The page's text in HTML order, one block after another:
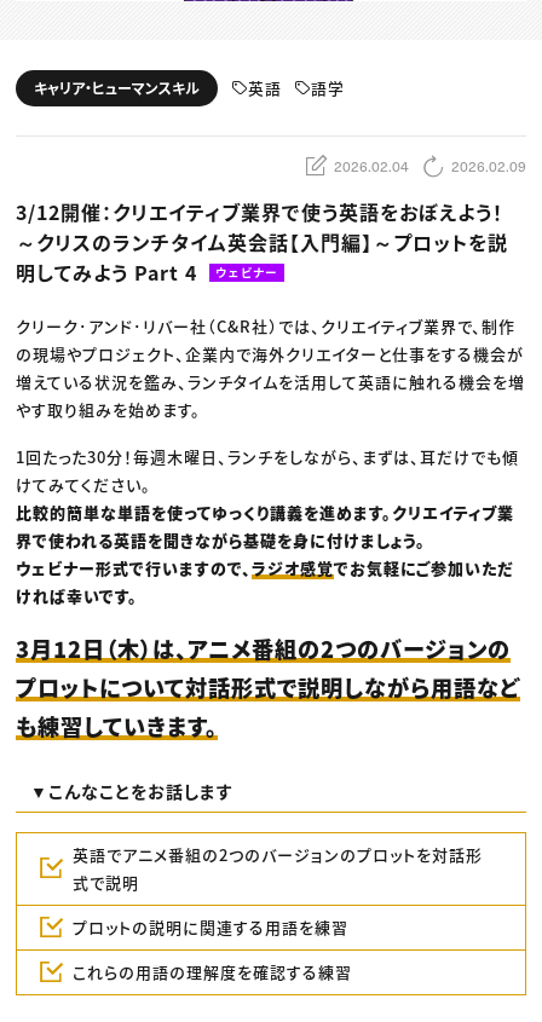
動画配信・映像制作
編集・ライティング
ディレクション
TOP Creator’s コラム トップ
Webクリエイター
ゲームクリエイター
クリエイターインタビュー
C＆R Magazine
セミナー
ニュース・トレンド トップ
Web
映像
ゲーム・エンタメ
広告
CREATIVE VILLAGEからのお知らせ
プロフェッショナル×つながる×メディア
キャリア・ヒューマンスキル 英語 語学
2026.02.04 2026.02.09
3/12開催：クリエイティブ業界で使う英語をおぼえよう！
～クリスのランチタイム英会話【入門編】～プロットを説
明してみよう Part 4
ウェビナー
クリーク･アンド･リバー社（C&R社）では、クリエイティブ業界で、制作
の現場やプロジェクト、企業内で海外クリエイターと仕事をする機会が
増えている状況を鑑み、ランチタイムを活用して英語に触れる機会を増
やす取り組みを始めます。
1回たった30分！毎週木曜日、ランチをしながら、まずは、耳だけでも傾
けてみてください。
比較的簡単な単語を使ってゆっくり講義を進めます。クリエイティブ業
界で使われる英語を聞きながら基礎を身に付けましょう。
ウェビナー形式で行いますので、ラジオ感覚でお気軽にご参加いただ
ければ幸いです。
3月12日（木）は、アニメ番組の2つのバージョンの
プロットについて対話形式で説明しながら用語など
も練習していきます。
▼こんなことをお話します
英語でアニメ番組の2つのバージョンのプロットを対話形
式で説明
プロットの説明に関連する用語を練習
これらの用語の理解度を確認する練習